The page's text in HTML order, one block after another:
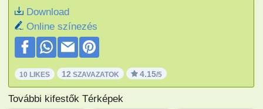
Download
Online színezés
10 LIKES 12 SZAVAZATOK 4.15/5
További kifestők Térképek